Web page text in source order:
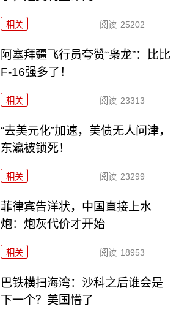
相关 阅读 25202
阿塞拜疆飞行员夸赞“枭龙”：比比
F-16强多了！
相关 阅读 23313
“去美元化”加速，美债无人问津，
东瀛被锁死！
相关 阅读 23299
菲律宾告洋状，中国直接上水
炮：炮灰代价才开始
相关 阅读 18953
巴铁横扫海湾：沙科之后谁会是
下一个？美国懵了